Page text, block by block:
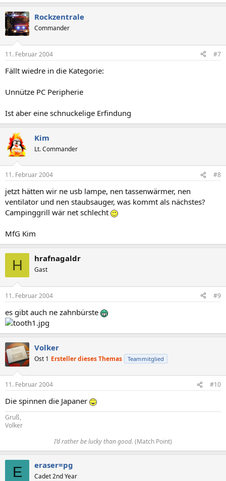
Rockzentrale
Commander
11. Februar 2004 #7
Fällt wiedre in die Kategorie:
Unnütze PC Peripherie
Ist aber eine schnuckelige Erfindung
Kim
Lt. Commander
11. Februar 2004 #8
jetzt hätten wir ne usb lampe, nen tassenwärmer, nen
ventilator und nen staubsauger, was kommt als nächstes?
Campinggrill wär net schlecht
MfG Kim
H hrafnagaldr
Gast
11. Februar 2004 #9
es gibt auch ne zahnbürste
Volker
Ost 1 Ersteller dieses Themas Teammitglied
11. Februar 2004 #10
Die spinnen die Japaner
Gruß,
Volker
I’d rather be lucky than good. (Match Point)​
E eraser=pg
Cadet 2nd Year